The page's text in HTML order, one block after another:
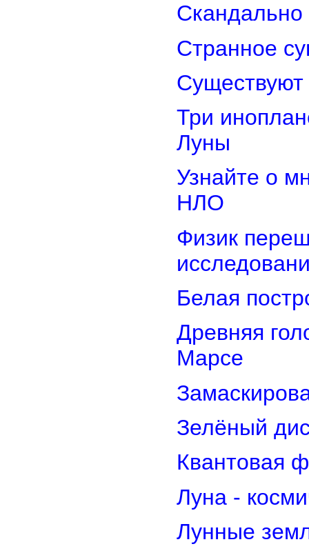
Странное
Три
Луны
Узнайте о
НЛО
Физик
Белая
Древняя
Марсе
Зелёный
Квантовая
Луна -
Лунные